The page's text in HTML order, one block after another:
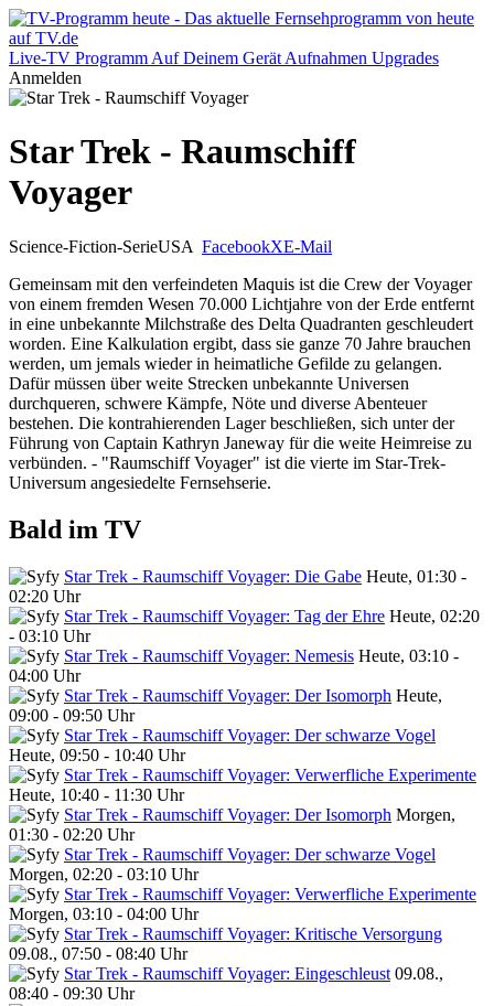
Live-TV Programm Auf Deinem Gerät Aufnahmen Upgrades
Anmelden
Star Trek - Raumschiff
Voyager
Science-Fiction-SerieUSA FacebookXE-Mail
Gemeinsam mit den verfeindeten Maquis ist die Crew der Voyager
von einem fremden Wesen 70.000 Lichtjahre von der Erde entfernt
in eine unbekannte Milchstraße des Delta Quadranten geschleudert
worden. Eine Kalkulation ergibt, dass sie ganze 70 Jahre brauchen
werden, um jemals wieder in heimatliche Gefilde zu gelangen.
Dafür müssen über weite Strecken unbekannte Universen
durchqueren, schwere Kämpfe, Nöte und diverse Abenteuer
bestehen. Die kontrahierenden Lager beschließen, sich unter der
Führung von Captain Kathryn Janeway für die weite Heimreise zu
verbünden. - "Raumschiff Voyager" ist die vierte im Star-Trek-
Universum angesiedelte Fernsehserie.
Bald im TV
Star Trek - Raumschiff Voyager: Die Gabe Heute, 01:30 -
02:20 Uhr
Star Trek - Raumschiff Voyager: Tag der Ehre Heute, 02:20
- 03:10 Uhr
Star Trek - Raumschiff Voyager: Nemesis Heute, 03:10 -
04:00 Uhr
Star Trek - Raumschiff Voyager: Der Isomorph Heute,
09:00 - 09:50 Uhr
Star Trek - Raumschiff Voyager: Der schwarze Vogel
Heute, 09:50 - 10:40 Uhr
Star Trek - Raumschiff Voyager: Verwerfliche Experimente
Heute, 10:40 - 11:30 Uhr
Star Trek - Raumschiff Voyager: Der Isomorph Morgen,
01:30 - 02:20 Uhr
Star Trek - Raumschiff Voyager: Der schwarze Vogel
Morgen, 02:20 - 03:10 Uhr
Star Trek - Raumschiff Voyager: Verwerfliche Experimente
Morgen, 03:10 - 04:00 Uhr
Star Trek - Raumschiff Voyager: Kritische Versorgung
09.08., 07:50 - 08:40 Uhr
Star Trek - Raumschiff Voyager: Eingeschleust 09.08.,
08:40 - 09:30 Uhr